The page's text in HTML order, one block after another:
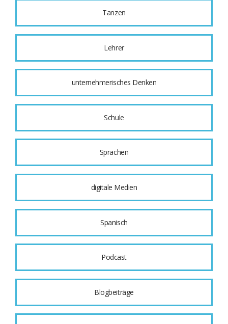
Tanzen
Lehrer
unternehmerisches Denken
Schule
Sprachen
digitale Medien
Spanisch
Podcast
Blogbeiträge